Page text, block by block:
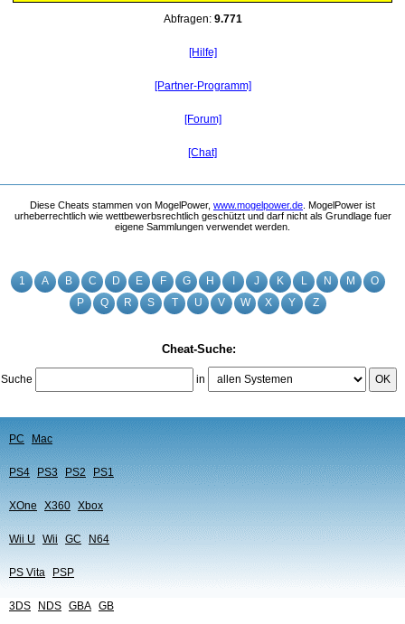
1 A B C D E F G H J K L N M
O
P
Q R S T U V W X Y Z
Cheat-Suche:
Suche in OK
PC Mac
PS4 PS3 PS2 PS1
XOne X360 Xbox
Wii U Wii GC N64
PS Vita PSP
3DS NDS GBA GB
Abfragen: 9.771
[Hilfe]
[Partner-Programm]
[Forum]
[Chat]
Diese Cheats stammen von MogelPower, www.mogelpower.de . MogelPower ist
urheberrechtlich wie wettbewerbsrechtlich geschützt und darf nicht als Grundlage fuer
eigene Sammlungen verwendet werden.